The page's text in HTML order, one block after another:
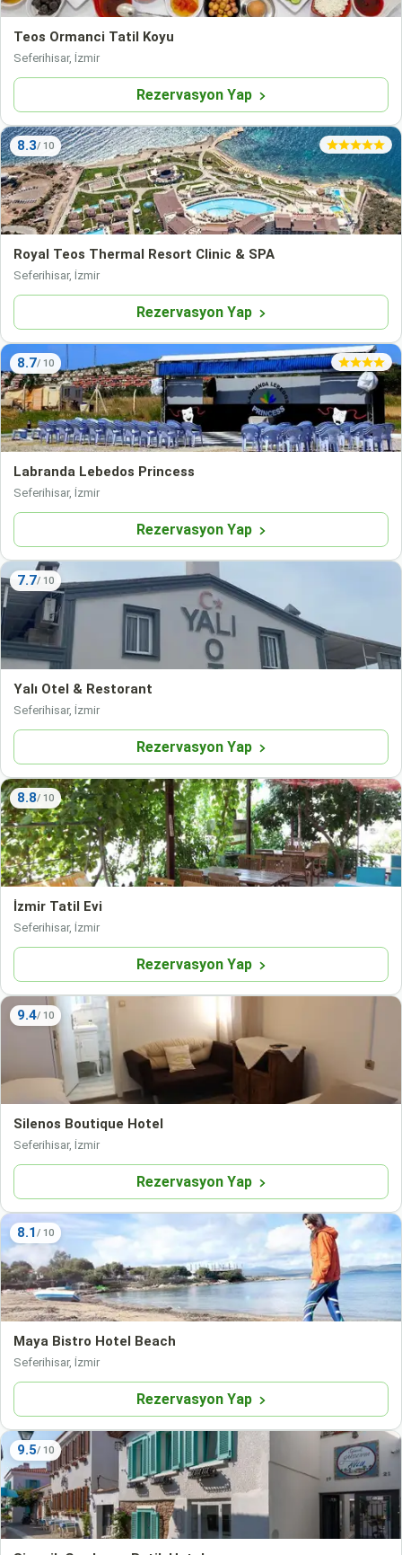
Teos Ormanci Tatil Koyu
Seferihisar, İzmir
Rezervasyon Yap
8.3
Royal Teos Thermal Resort Clinic & SPA
Seferihisar, İzmir
Rezervasyon Yap
8.7
Labranda Lebedos Princess
Seferihisar, İzmir
Rezervasyon Yap
7.7
Yalı Otel & Restorant
Seferihisar, İzmir
Rezervasyon Yap
8.8
İzmir Tatil Evi
Seferihisar, İzmir
Rezervasyon Yap
9.4
Silenos Boutique Hotel
Seferihisar, İzmir
Rezervasyon Yap
8.1
Maya Bistro Hotel Beach
Seferihisar, İzmir
Rezervasyon Yap
9.5